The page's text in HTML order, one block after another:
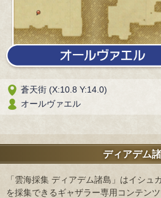
蒼天街 (X:10.8 Y:14.0)
オールヴァエル
ディアデム
「雲海採集 ディアデム諸島」はイシュ
を採集できるギャザラー専用コンテンツ